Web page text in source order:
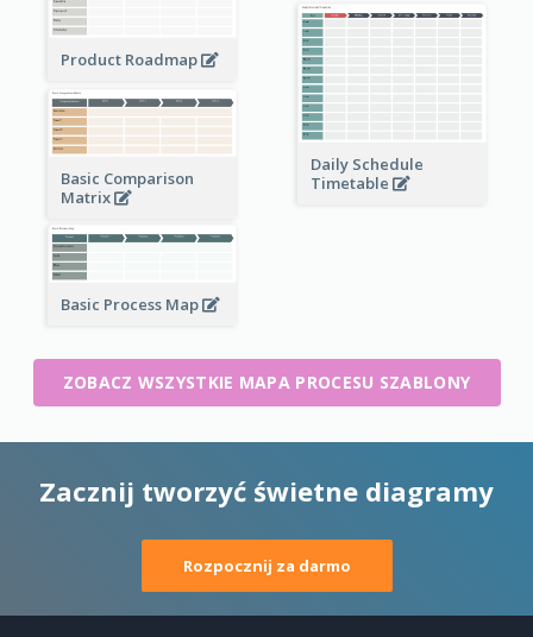
Product Roadmap
Daily Schedule
Timetable
Basic Comparison
Matrix
Basic Process Map
ZOBACZ WSZYSTKIE MAPA PROCESU SZABLONY
Zacznij tworzyć świetne diagramy
Rozpocznij za darmo